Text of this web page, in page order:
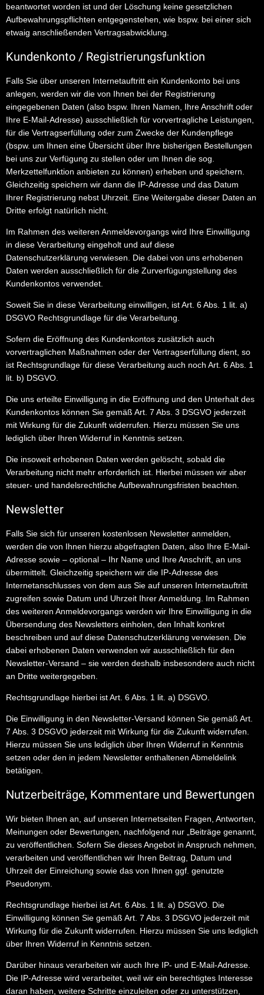
beantwortet worden ist und der Löschung keine gesetzlichen
Aufbewahrungspflichten entgegenstehen, wie bspw. bei einer sich
etwaig anschließenden Vertragsabwicklung.
Kundenkonto / Registrierungsfunktion
Falls Sie über unseren Internetauftritt ein Kundenkonto bei uns
anlegen, werden wir die von Ihnen bei der Registrierung
eingegebenen Daten (also bspw. Ihren Namen, Ihre Anschrift oder
Ihre E-Mail-Adresse) ausschließlich für vorvertragliche Leistungen,
für die Vertragserfüllung oder zum Zwecke der Kundenpflege
(bspw. um Ihnen eine Übersicht über Ihre bisherigen Bestellungen
bei uns zur Verfügung zu stellen oder um Ihnen die sog.
Merkzettelfunktion anbieten zu können) erheben und speichern.
Gleichzeitig speichern wir dann die IP-Adresse und das Datum
Ihrer Registrierung nebst Uhrzeit. Eine Weitergabe dieser Daten an
Dritte erfolgt natürlich nicht.
Im Rahmen des weiteren Anmeldevorgangs wird Ihre Einwilligung
in diese Verarbeitung eingeholt und auf diese
Datenschutzerklärung verwiesen. Die dabei von uns erhobenen
Daten werden ausschließlich für die Zurverfügungstellung des
Kundenkontos verwendet.
Soweit Sie in diese Verarbeitung einwilligen, ist Art. 6 Abs. 1 lit. a)
DSGVO Rechtsgrundlage für die Verarbeitung.
Sofern die Eröffnung des Kundenkontos zusätzlich auch
vorvertraglichen Maßnahmen oder der Vertragserfüllung dient, so
ist Rechtsgrundlage für diese Verarbeitung auch noch Art. 6 Abs. 1
lit. b) DSGVO.
Die uns erteilte Einwilligung in die Eröffnung und den Unterhalt des
Kundenkontos können Sie gemäß Art. 7 Abs. 3 DSGVO jederzeit
mit Wirkung für die Zukunft widerrufen. Hierzu müssen Sie uns
lediglich über Ihren Widerruf in Kenntnis setzen.
Die insoweit erhobenen Daten werden gelöscht, sobald die
Verarbeitung nicht mehr erforderlich ist. Hierbei müssen wir aber
steuer- und handelsrechtliche Aufbewahrungsfristen beachten.
Newsletter
Falls Sie sich für unseren kostenlosen Newsletter anmelden,
werden die von Ihnen hierzu abgefragten Daten, also Ihre E-Mail-
Adresse sowie – optional – Ihr Name und Ihre Anschrift, an uns
übermittelt. Gleichzeitig speichern wir die IP-Adresse des
Internetanschlusses von dem aus Sie auf unseren Internetauftritt
zugreifen sowie Datum und Uhrzeit Ihrer Anmeldung. Im Rahmen
des weiteren Anmeldevorgangs werden wir Ihre Einwilligung in die
Übersendung des Newsletters einholen, den Inhalt konkret
beschreiben und auf diese Datenschutzerklärung verwiesen. Die
dabei erhobenen Daten verwenden wir ausschließlich für den
Newsletter-Versand – sie werden deshalb insbesondere auch nicht
an Dritte weitergegeben.
Rechtsgrundlage hierbei ist Art. 6 Abs. 1 lit. a) DSGVO.
Die Einwilligung in den Newsletter-Versand können Sie gemäß Art.
7 Abs. 3 DSGVO jederzeit mit Wirkung für die Zukunft widerrufen.
Hierzu müssen Sie uns lediglich über Ihren Widerruf in Kenntnis
setzen oder den in jedem Newsletter enthaltenen Abmeldelink
betätigen.
Nutzerbeiträge, Kommentare und Bewertungen
Wir bieten Ihnen an, auf unseren Internetseiten Fragen, Antworten,
Meinungen oder Bewertungen, nachfolgend nur „Beiträge genannt,
zu veröffentlichen. Sofern Sie dieses Angebot in Anspruch nehmen,
verarbeiten und veröffentlichen wir Ihren Beitrag, Datum und
Uhrzeit der Einreichung sowie das von Ihnen ggf. genutzte
Pseudonym.
Rechtsgrundlage hierbei ist Art. 6 Abs. 1 lit. a) DSGVO. Die
Einwilligung können Sie gemäß Art. 7 Abs. 3 DSGVO jederzeit mit
Wirkung für die Zukunft widerrufen. Hierzu müssen Sie uns lediglich
über Ihren Widerruf in Kenntnis setzen.
Darüber hinaus verarbeiten wir auch Ihre IP- und E-Mail-Adresse.
Die IP-Adresse wird verarbeitet, weil wir ein berechtigtes Interesse
daran haben, weitere Schritte einzuleiten oder zu unterstützen,